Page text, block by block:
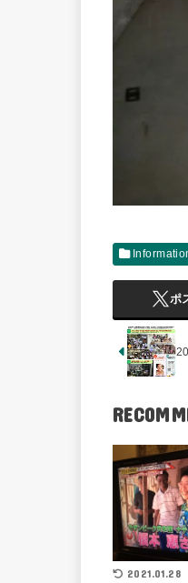
ポ
2021.01.28